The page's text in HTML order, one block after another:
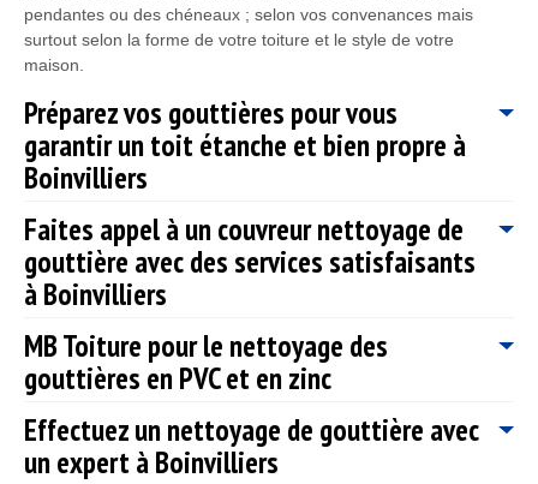
pendantes ou des chéneaux ; selon vos convenances mais
surtout selon la forme de votre toiture et le style de votre
maison.
Préparez vos gouttières pour vous
garantir un toit étanche et bien propre à
Boinvilliers
Ne négligez jamais les problèmes que peuvent causer les fuites
de gouttière. D’abord, les mousses et les lichens peuvent
s’attaquer à votre mur de façade à cause des traces d’humidité.
Ces végétaux et champignons parasites pénètrent dans les
fissures dû à cette érosion des eaux, cela entraine la
fragilisation de la structure de votre bâtiment. Les risques
d’effondrement sont alors probables et vous risquez en même
sérieux et compétent à Boinvilliers 78200, MB Toiture est à votre
disposition pour la réparation des fuites sur vos gouttières.
Faites appel à un couvreur nettoyage de
gouttière avec des services satisfaisants
à Boinvilliers
Avec des taches en hauteur, les travaux de couverture sont des
opérations très risqués, de même pour les travaux de gouttière.
Il faut savoir que votre protection contre les agressions due au
climat sera moins efficace si la pose, le changement, la remise
en état ou l’entretien de votre gouttière sont mal réalisés. Il est
mieux de confier les travaux de pose et de nettoyage de
MB Toiture pour le nettoyage des
gouttières en PVC et en zinc
Si vous avez des gouttières en zinc ou en PVC, vous pouvez
compter sur notre entreprise MB Toiture pour prendre en main
Effectuez un nettoyage de gouttière avec
un expert à Boinvilliers